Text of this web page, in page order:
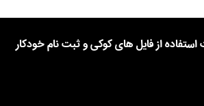
از فایل های کوکی و ثبت نام خودکار